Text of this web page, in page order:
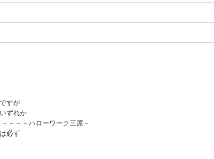
すが
ずれか
－－－ハローワーク三原－
必ず